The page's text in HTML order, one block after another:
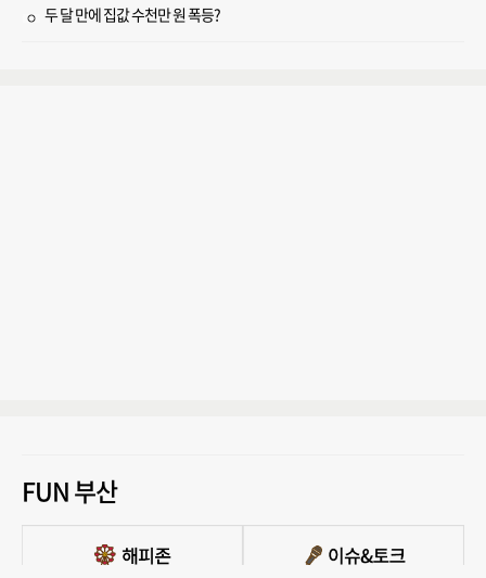
두 달 만에 집값 수천만 원 폭등?
FUN 부산